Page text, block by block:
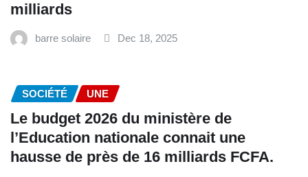
milliards
barre solaire Dec 18, 2025
SOCIÉTÉ UNE
Le budget 2026 du ministère de
l’Education nationale connait une
hausse de près de 16 milliards FCFA.